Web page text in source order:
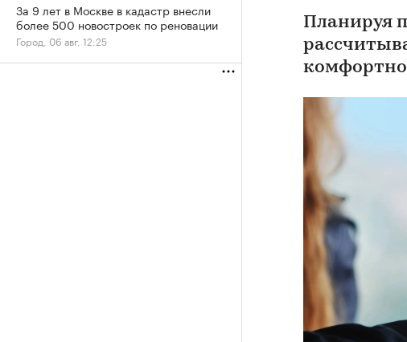
Планируя
За 9 лет в Москве в кадастр внесли
более 500 новостроек по реновации
Город, 06 авг, 12:25